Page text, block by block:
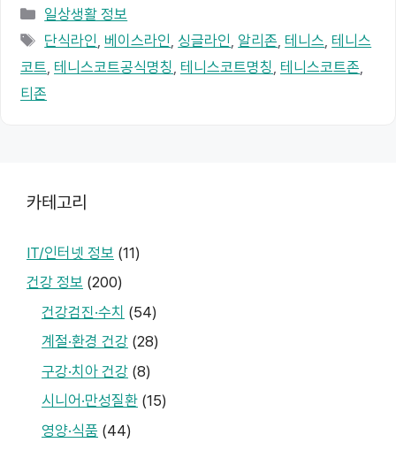
카
테
리
일상생활 정보
태
그
단식라인 베이스라인 싱글라인 알리존 테니스 테니스
코트 테니스코트공식명칭 테니스코트명칭 테니스코트존
티존
카테고리
IT/인터넷 정보 (11)
건강 정보 (200)
건강검진·수치 (54)
계절·환경 건강 (28)
구강·치아 건강 (8)
시니어·만성질환 (15)
영양·식품 (44)